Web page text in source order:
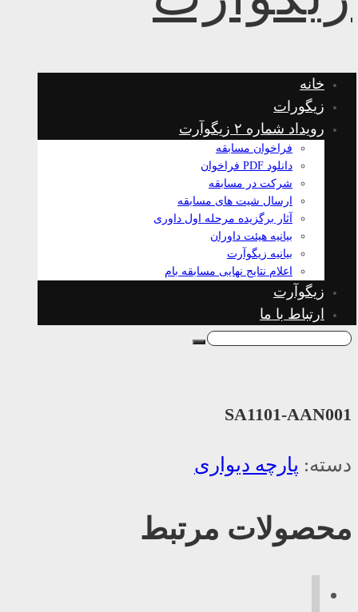
خانه
زیگورات
رویداد شماره ۲ زیگوآرت
فراخوان مسابقه
دانلود PDF فراخوان
شرکت در مسابقه
ارسال شیت های مسابقه
آثار برگزیده مرحله اول داوری
بیانیه هیئت داوران
بیانیه زیگوآرت
اعلام نتایج نهایی مسابقه بام
زیگوآرت
ارتباط با ما
SA1101-AAN001
دسته: پارچه دیواری
محصولات مرتبط